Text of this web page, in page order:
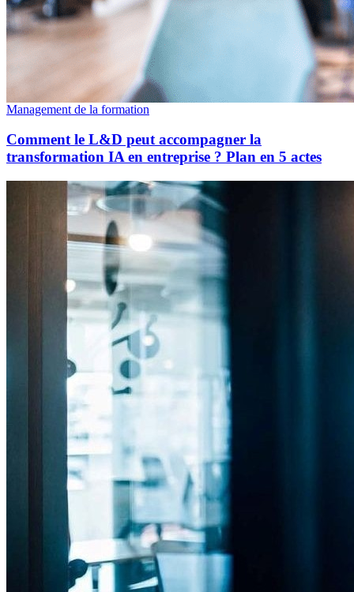
Management de la formation
Comment le L&D peut accompagner la
transformation IA en entreprise ? Plan en 5 actes